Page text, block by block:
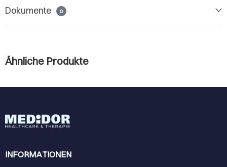
Dokumente 0
Ähnliche Produkte
INFORMATIONEN